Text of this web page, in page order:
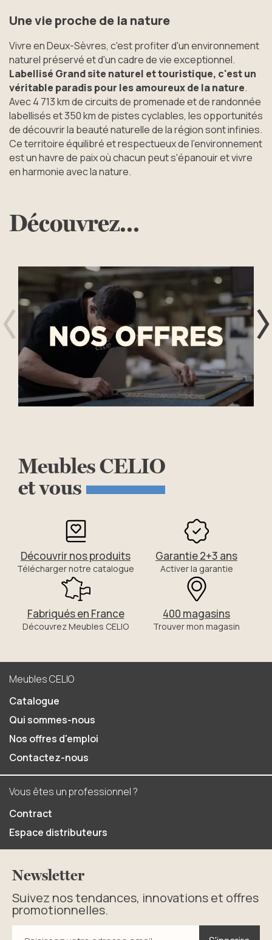
Une vie proche de la nature
Vivre en Deux-Sèvres, c'est profiter d'un environnement
naturel préservé et d'un cadre de vie exceptionnel.
Labellisé Grand site naturel et touristique, c'est un
véritable paradis pour les amoureux de la nature.
Avec 4 713 km de circuits de promenade et de randonnée
labellisés et 350 km de pistes cyclables, les opportunités
de découvrir la beauté naturelle de la région sont infinies.
Ce territoire équilibré et respectueux de l'environnement
est un havre de paix où chacun peut s'épanouir et vivre
en harmonie avec la nature.
Découvrez...
Précédent
MeublesCELIO
etvous
Découvrir nos produits
Télécharger notre catalogue
Garantie 2+3 ans
Activer la garantie
Fabriqués en France
Découvrez Meubles CELIO
400 magasins
Trouver mon magasin
Meubles CELIO
Catalogue
Qui sommes-nous
Nos offres d'emploi
Contactez-nous
Vous êtes un professionnel ?
Contract
Espace distributeurs
Newsletter
Suivez nos tendances, innovations et offres
promotionnelles.
S'inscrire